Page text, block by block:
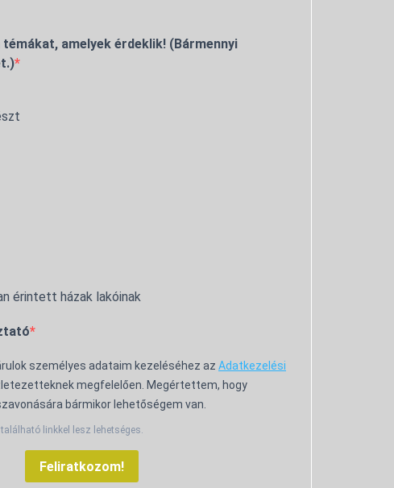
amelyek érdeklik! (Bármennyi
érintett házak lakóinak
személyes adataim kezeléséhez az Adatkezelési
megfelelően. Megértettem, hogy
bármikor lehetőségem van.
linkkel lesz lehetséges.
Feliratkozom!